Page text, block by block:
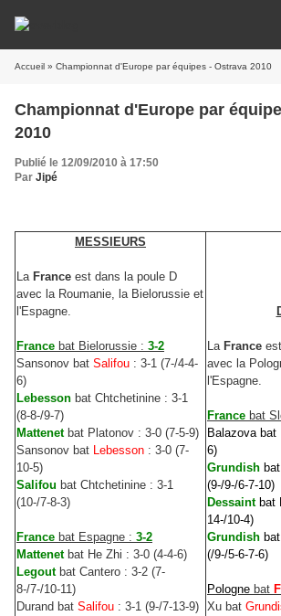
Accueil » Championnat d'Europe par équipes - Ostrava 2010
Championnat d'Europe par
2010
Publié le 12/09/2010 à 17:50
Par Jipé
MESSIEURS
La France est dans la poule D
avec la Roumanie, la Bielorussie et
l'Espagne.
France bat Bielorussie : 3-2
Sansonov bat Salifou : 3-1 (7-/4-4-
6)
Lebesson bat Chtchetinine : 3-1
(8-8-/9-7)
Mattenetbat Platonov : 3-0 (7-5-9)
Sansonov bat Lebesson : 3-0 (7-
10-5)
Salifou bat Chtchetinine : 3-1
(10-/7-8-3)
France bat Espagne : 3-2
Mattenetbat He Zhi : 3-0 (4-4-6)
Legoutbat Cantero : 3-2 (7-
8-/7-/10-11)
Durand bat Salifou : 3-1 (9-/7-13-9)
La France
avec la
l'Espagne.
France bat
Balazova bat
6)
Grundish
(9-/9-/6-7-10)
Dessaint bat
14-/10-4)
Grundish
(/9-/5-6-7-6)
Pologne bat
Xu bat